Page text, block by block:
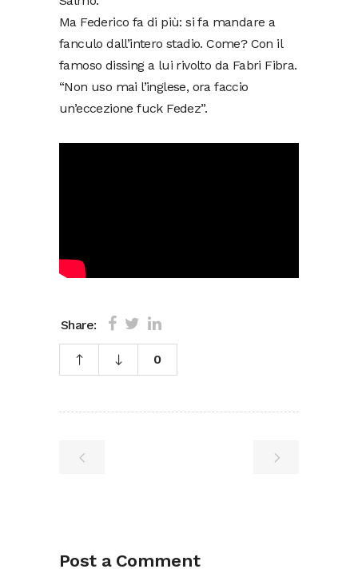
Ma Federico fa di più: si fa mandare a
fanculo dall’intero stadio. Come? Con il
famoso dissing a lui rivolto da Fabri Fibra.
“Non uso mai l’inglese, ora faccio
un’eccezione fuck Fedez”.
Share:
0
Post a Comment